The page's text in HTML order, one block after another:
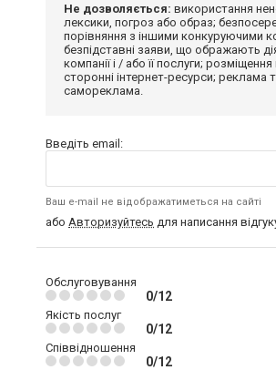
Не дозволяється: використання
лексики, погроз або образ;
порівняння з іншими конкуруючими
безпідставні заяви, що ображають
компанії і / або її послуги;
сторонні інтернет-ресурси; реклама
самореклама.
Введіть email:
Ваш e-mail не відображатиметься на сайті
або Авторизуйтесь для написання
Обслуговування
0/12
Якість послуг
0/12
Співвідношення
0/12